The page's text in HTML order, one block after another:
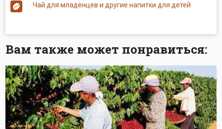
Чай для младенцев и другие напитки для детей
Вам также может понравиться: